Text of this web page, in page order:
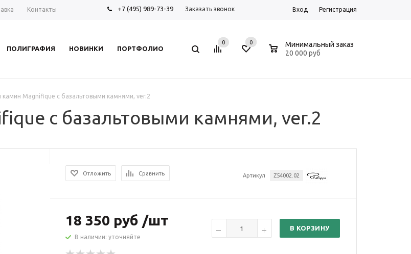
Контакты +7 (495) 989-73-39 Заказать звонок Вход Регистрация
ПОЛИГРАФИЯ НОВИНКИ ПОРТФОЛИО
0 0
Минимальный заказ
20 000 руб
камин Magnifique с базальтовыми камнями, ver.2
с базальтовыми камнями, ver.2
Артикул Z54002.02
Отложить Сравнить
18 350 руб /шт
В наличии: уточняйте
В КОРЗИНУ